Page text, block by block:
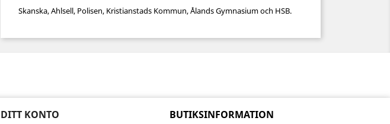
Skanska, Ahlsell, Polisen, Kristianstads Kommun, Ålands Gymnasium och HSB.
DITT KONTO BUTIKSINFORMATION